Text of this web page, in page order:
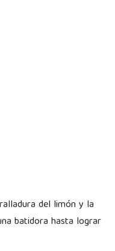
del limón y la
batidora hasta lograr